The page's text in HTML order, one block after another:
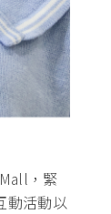
，緊
動活動以